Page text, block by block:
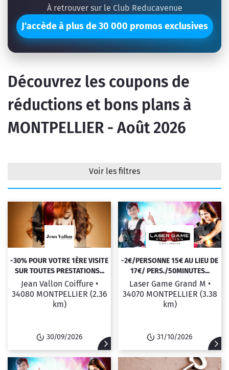
À retrouver sur le Club Reducavenue
J'accède à plus de 30 000 promos exclusives
Découvrez les coupons de
réductions et bons plans à
MONTPELLIER - Août 2026
Voir les filtres
Filtrer
-30% POUR VOTRE 1ÈRE VISITE
SUR TOUTES PRESTATIONS...
Jean Vallon Coiffure •
34080 MONTPELLIER (2.36
km)
30/09/2026
-2€/PERSONNE 15€ AU LIEU DE
17€/ PERS./50MINUTES...
Laser Game Grand M •
34070 MONTPELLIER (3.38
km)
31/10/2026